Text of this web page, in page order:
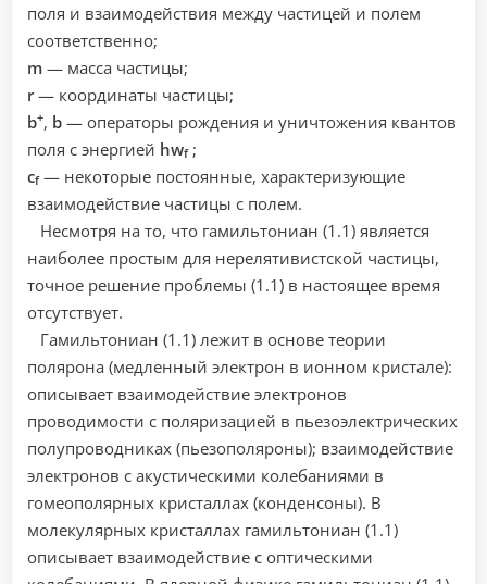
поля и взаимодействия между частицей и полем
соответственно;
m — масса частицы;
r— координаты частицы;
b+, b — операторы рождения и уничтожения квантов
поля с энергией hwf;
cf— некоторые постоянные, характеризующие
взаимодействие частицы с полем.
Несмотря на то, что гамильтониан (1.1) является
наиболее простым для нерелятивистской частицы,
точное решение проблемы (1.1) в настоящее время
отсутствует.
Гамильтониан (1.1) лежит в основе теории
полярона (медленный электрон в ионном кристале):
описывает взаимодействие электронов
проводимости с поляризацией в пьезоэлектрических
полупроводниках (пьезополяроны); взаимодействие
электронов с акустическими колебаниями в
гомеополярных кристаллах (конденсоны). В
молекулярных кристаллах гамильтониан (1.1)
описывает взаимодействие с оптическими